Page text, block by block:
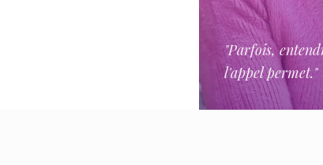
"Parfois,
l'appel permet."